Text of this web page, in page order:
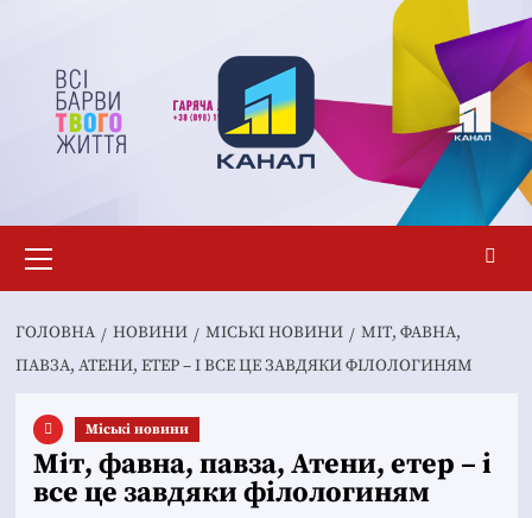
вмісту
меню
ГОЛОВНА НОВИНИ MІСЬКІ НОВИНИ
МІТ, ФАВНА,
ПАВЗА, АТЕНИ, ЕТЕР – І ВСЕ ЦЕ ЗАВДЯКИ ФІЛОЛОГИНЯМ
Mіські новини
Міт, фавна, павза, Атени, етер – і
все це завдяки філологиням